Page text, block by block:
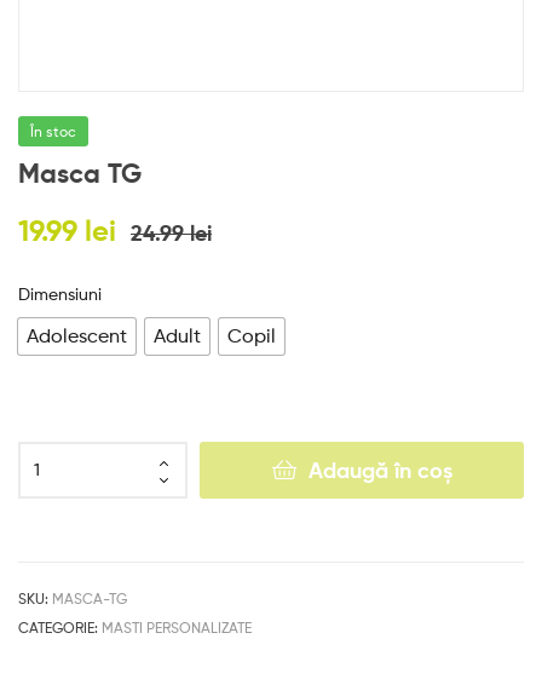
În stoc
Masca TG
24.99lei
19.99 lei
Dimensiuni
Adolescent Adult Copil
Adaugă în coș
SKU: MASCA-TG
CATEGORIE: MASTI PERSONALIZATE